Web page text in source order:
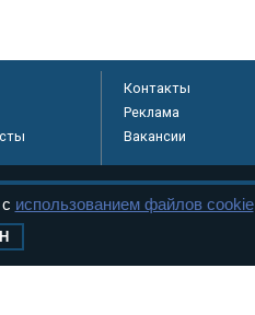
Контакты
Реклама
Вакансии
использованием файлов cookie